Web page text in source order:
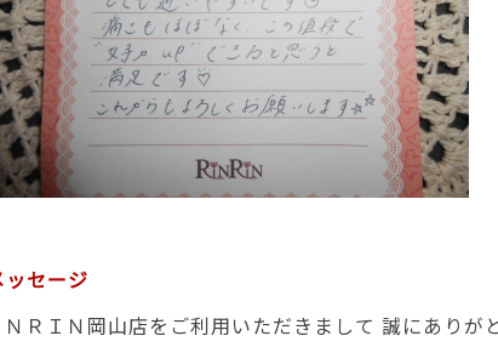
セージ
ＲＩＮ岡山店をご利用いただきまして 誠にありが